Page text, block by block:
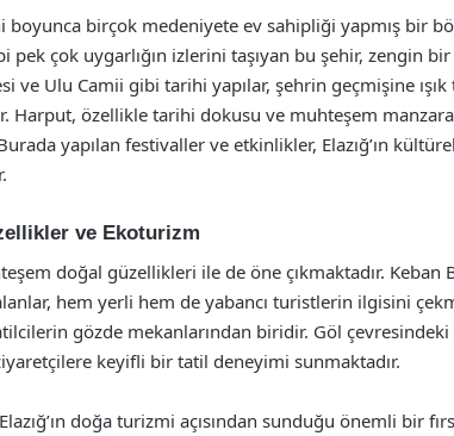
boyunca birçok medeniyete ev sahipliği yapmış bir
pek çok uygarlığın izlerini taşıyan bu şehir, zengin
ve Ulu Camii gibi tarihi yapılar, şehrin geçmişine
Harput, özellikle tarihi dokusu ve muhteşem
yapılan festivaller ve etkinlikler, Elazığ’ın
ve Ekoturizm
doğal güzellikleri ile de öne çıkmaktadır. Keban
hem yerli hem de yabancı turistlerin ilgisini
gözde mekanlarından biridir. Göl
keyifli bir tatil deneyimi sunmaktadır.
doğa turizmi açısından sunduğu önemli bir